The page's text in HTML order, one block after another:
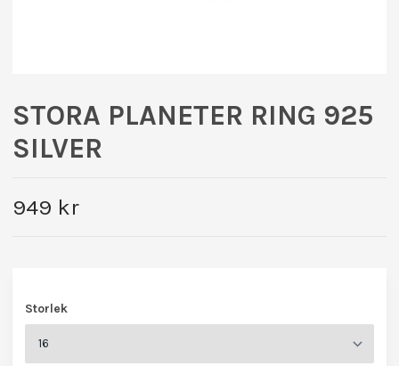
STORA PLANETER RING 925
SILVER
949 kr
Storlek